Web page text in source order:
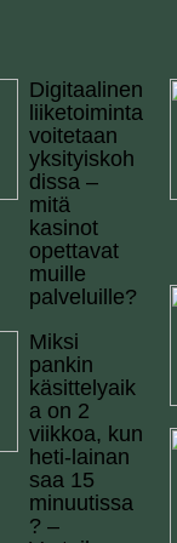
Digitaalinen
liiketoiminta
voitetaan
yksityiskoh
dissa –
mitä
kasinot
opettavat
muille
palveluille?
Miksi
pankin
käsittelyaik
a on 2
viikkoa, kun
heti-lainan
saa 15
minuutissa
? –